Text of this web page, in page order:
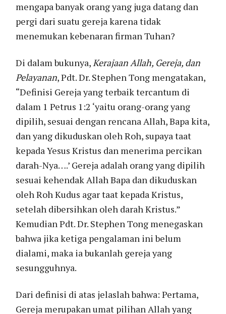
mengapa banyak orang yang juga datang dan
pergi dari suatu gereja karena tidak
menemukan kebenaran firman Tuhan?
Di dalam bukunya,Kerajaan Allah, Gereja, dan
Pelayanan, Pdt. Dr. Stephen Tong mengatakan,
“Definisi Gereja yang terbaik tercantum di
dalam 1 Petrus 1:2 ‘yaitu orang-orang yang
dipilih, sesuai dengan rencana Allah, Bapa kita,
dan yang dikuduskan oleh Roh, supaya taat
kepada Yesus Kristus dan menerima percikan
darah-Nya….’ Gereja adalah orang yang dipilih
sesuai kehendak Allah Bapa dan dikuduskan
oleh Roh Kudus agar taat kepada Kristus,
setelah dibersihkan oleh darah Kristus.”
Kemudian Pdt. Dr. Stephen Tong menegaskan
bahwa jika ketiga pengalaman ini belum
dialami, maka ia bukanlah gereja yang
sesungguhnya.
Dari definisi di atas jelaslah bahwa: Pertama,
Gereja merupakan umat pilihan Allah yang